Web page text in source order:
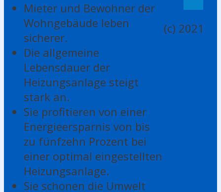
Mieter und Bewohner der
Wohngebäude leben
sicherer.
Die allgemeine
Lebensdauer der
Heizungsanlage steigt
stark an.
Sie profitieren von einer
Energieersparnis von bis
zu fünfzehn Prozent bei
einer optimal eingestellten
Heizungsanlage.
Sie schonen die Umwelt
(c) 2021